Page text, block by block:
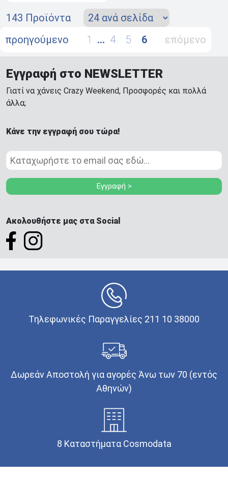
143 Προϊόντα
προηγούμενο
1 … 4 5 6 επόμενο
Εγγραφή στο NEWSLETTER
Γιατί να χάνεις Crazy Weekend, Προσφορές και πολλά
άλλα;
Κάνε την εγγραφή σου τώρα!
Εγγραφή >
Ακολουθήστε μας στα Social
Τηλεφωνικές Παραγγελίες 211 10 38000
Δωρεάν Αποστολή για αγορές Άνω των 70 (εντός
Αθηνών)
8 Καταστήματα Cosmodata